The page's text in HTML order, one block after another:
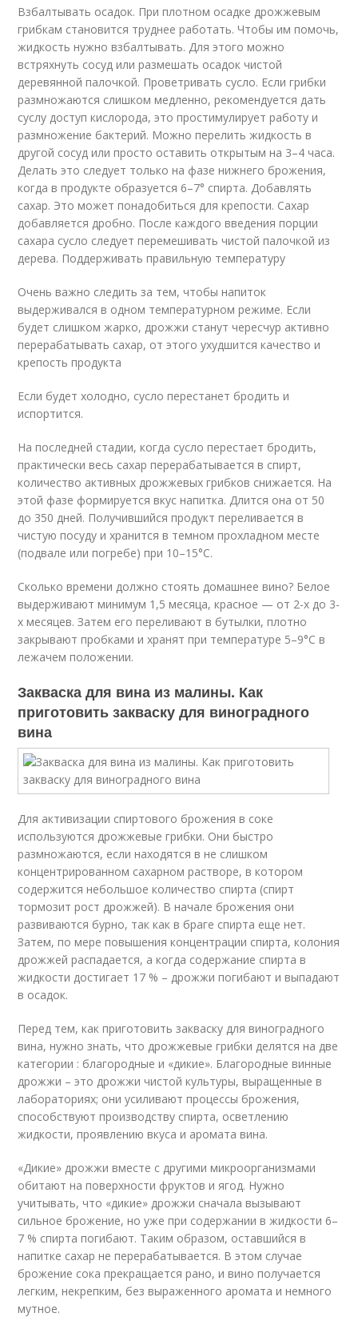
Взбалтывать осадок. При плотном осадке дрожжевым
грибкам становится труднее работать. Чтобы им помочь,
жидкость нужно взбалтывать. Для этого можно
встряхнуть сосуд или размешать осадок чистой
деревянной палочкой. Проветривать сусло. Если грибки
размножаются слишком медленно, рекомендуется дать
суслу доступ кислорода, это простимулирует работу и
размножение бактерий. Можно перелить жидкость в
другой сосуд или просто оставить открытым на 3–4 часа.
Делать это следует только на фазе нижнего брожения,
когда в продукте образуется 6–7° спирта. Добавлять
сахар. Это может понадобиться для крепости. Сахар
добавляется дробно. После каждого введения порции
сахара сусло следует перемешивать чистой палочкой из
дерева. Поддерживать правильную температуру
Очень важно следить за тем, чтобы напиток
выдерживался в одном температурном режиме. Если
будет слишком жарко, дрожжи станут чересчур активно
перерабатывать сахар, от этого ухудшится качество и
крепость продукта
Если будет холодно, сусло перестанет бродить и
испортится.
На последней стадии, когда сусло перестает бродить,
практически весь сахар перерабатывается в спирт,
количество активных дрожжевых грибков снижается. На
этой фазе формируется вкус напитка. Длится она от 50
до 350 дней. Получившийся продукт переливается в
чистую посуду и хранится в темном прохладном месте
(подвале или погребе) при 10–15°С.
Сколько времени должно стоять домашнее вино? Белое
выдерживают минимум 1,5 месяца, красное — от 2-х до 3-
х месяцев. Затем его переливают в бутылки, плотно
закрывают пробками и хранят при температуре 5–9°С в
лежачем положении.
Закваска для вина из малины. Как
приготовить закваску для виноградного
вина
Для активизации спиртового брожения в соке
используются дрожжевые грибки. Они быстро
размножаются, если находятся в не слишком
концентрированном сахарном растворе, в котором
содержится небольшое количество спирта (спирт
тормозит рост дрожжей). В начале брожения они
развиваются бурно, так как в браге спирта еще нет.
Затем, по мере повышения концентрации спирта, колония
дрожжей распадается, а когда содержание спирта в
жидкости достигает 17 % – дрожжи погибают и выпадают
в осадок.
Перед тем, как приготовить закваску для виноградного
вина, нужно знать, что дрожжевые грибки делятся на две
категории : благородные и «дикие». Благородные винные
дрожжи – это дрожжи чистой культуры, выращенные в
лабораториях; они усиливают процессы брожения,
способствуют производству спирта, осветлению
жидкости, проявлению вкуса и аромата вина.
«Дикие» дрожжи вместе с другими микроорганизмами
обитают на поверхности фруктов и ягод. Нужно
учитывать, что «дикие» дрожжи сначала вызывают
сильное брожение, но уже при содержании в жидкости 6–
7 % спирта погибают. Таким образом, оставшийся в
напитке сахар не перерабатывается. В этом случае
брожение сока прекращается рано, и вино получается
легким, некрепким, без выраженного аромата и немного
мутное.